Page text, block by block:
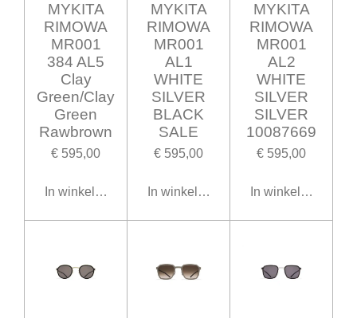
MYKITA
RIMOWA
MR001
384 AL5
Clay
Green/Clay
Green
Rawbrown
€ 595,00
In winkelwagen
MYKITA
RIMOWA
MR001
AL1
WHITE
SILVER
BLACK
SALE
€ 595,00
In winkelwagen
MYKITA
RIMOWA
MR001
AL2
WHITE
SILVER
SILVER
10087669
€ 595,00
In winkelwagen